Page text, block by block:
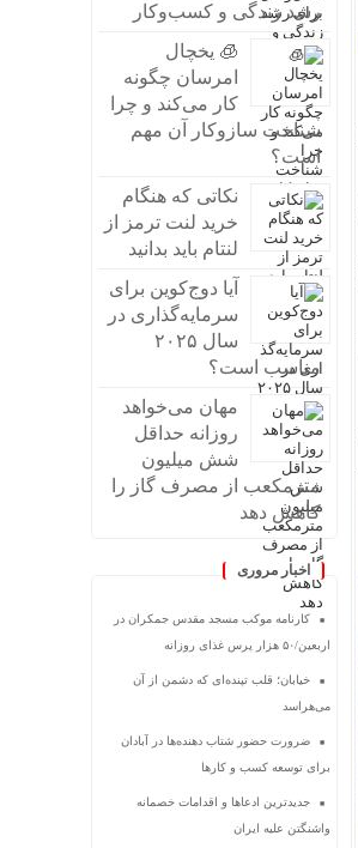
رشد زندگی و کسب‌وکار
🧊 یخچال
امرسان چگونه
کار می‌کند و چرا
شناخت سازوکار آن مهم
است؟
نکاتی که هنگام
خرید لنت ترمز از
لنتام باید بدانید
آیا دوج‌کوین برای
سرمایه‌گذاری در
سال ۲۰۲۵
مناسب است؟
مهان می‌خواهد
روزانه حداقل
شش میلیون
مترمکعب از مصرف گاز را
کاهش دهد
اخبار مروری
کارنامه موکب مسجد مقدس جمکران در
اربعین/۵۰ هزار پرس غذای روزانه
خیابان؛ قلب تپنده‌ای که دشمن از آن
می‌هراسد
ضرورت حضور شتاب ‌دهنده‌ها در آبادان
برای توسعه کسب‌ و کارها
جدیدترین ادعاها و اقدامات خصمانه
واشنگتن علیه ایران